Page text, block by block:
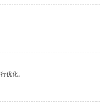
优化。